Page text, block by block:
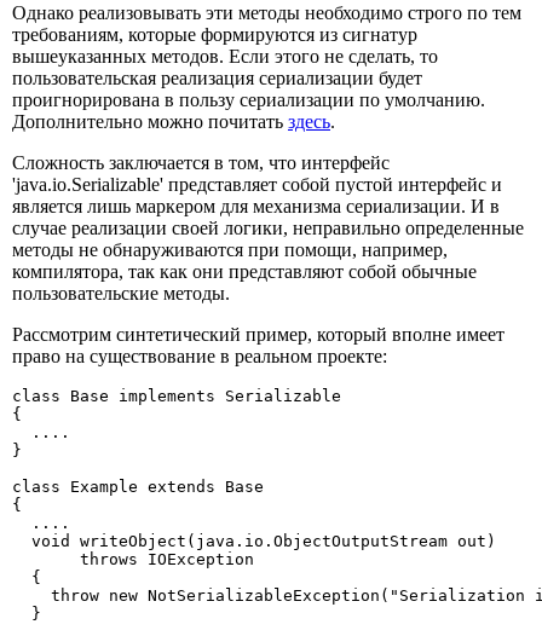
Однако реализовывать эти методы необходимо строго по тем
требованиям, которые формируются из сигнатур
вышеуказанных методов. Если этого не сделать, то
пользовательская реализация сериализации будет
проигнорирована в пользу сериализации по умолчанию.
Дополнительно можно почитать здесь.
Сложность заключается в том, что интерфейс
'java.io.Serializable' представляет собой пустой интерфейс и
является лишь маркером для механизма сериализации. И в
случае реализации своей логики, неправильно определенные
методы не обнаруживаются при помощи, например,
компилятора, так как они представляют собой обычные
пользовательские методы.
Рассмотрим синтетический пример, который вполне имеет
право на существование в реальном проекте:
class Base implements Serializable
{
  ....
}
class Example extends Base
{
  ....
  void writeObject(java.io.ObjectOutputStream out)
       throws IOException
  {
throw new NotSerializableException("Serialization
  }